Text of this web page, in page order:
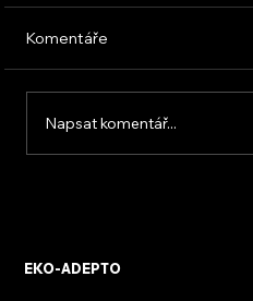
Komentáře
Napsat komentář...
EKO-ADEPTO